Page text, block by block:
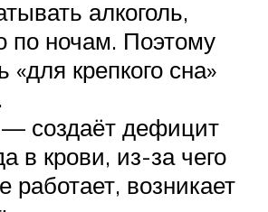
алкоголь,
по ночам. Поэтому
«для крепкого сна»
создаёт дефицит
в крови, из-за чего
работает, возникает